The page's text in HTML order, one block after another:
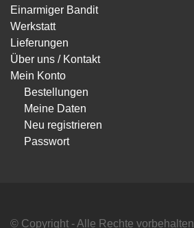
Einarmiger Bandit
Werkstatt
Lieferungen
Über uns / Kontakt
Mein Konto
Bestellungen
Meine Daten
Neu registrieren
Passwort
© Copyright - Alle Rechte vorbehalten